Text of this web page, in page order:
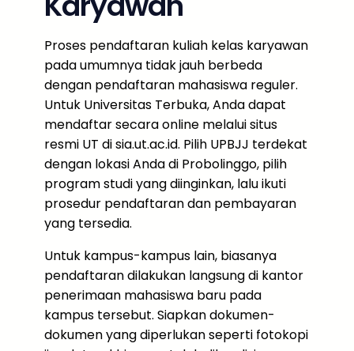
Proses pendaftaran kuliah kelas karyawan
pada umumnya tidak jauh berbeda
dengan pendaftaran mahasiswa reguler.
Untuk Universitas Terbuka, Anda dapat
mendaftar secara online melalui situs
resmi UT di sia.ut.ac.id. Pilih UPBJJ terdekat
dengan lokasi Anda di Probolinggo, pilih
program studi yang diinginkan, lalu ikuti
prosedur pendaftaran dan pembayaran
yang tersedia.
Untuk kampus-kampus lain, biasanya
pendaftaran dilakukan langsung di kantor
penerimaan mahasiswa baru pada
kampus tersebut. Siapkan dokumen-
dokumen yang diperlukan seperti fotokopi